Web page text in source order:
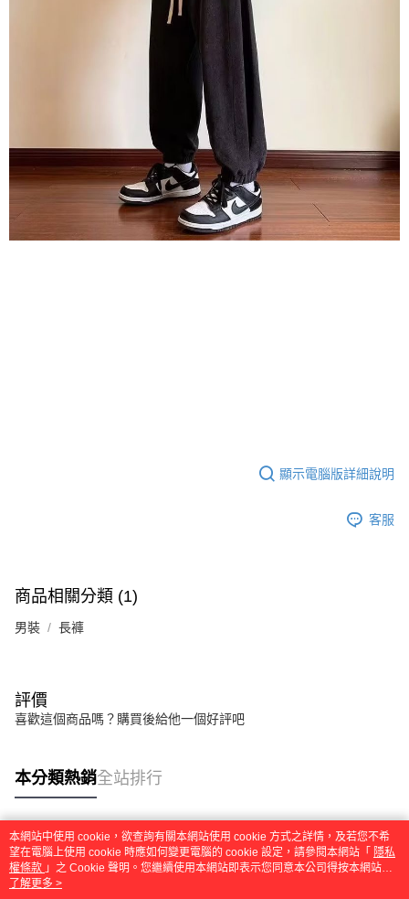
顯示電腦版詳細說明
客服
商品相關分類 (1)
男裝 長褲
評價
喜歡這個商品嗎？購買後給他一個好評吧
本分類熱銷全站排行
熱門標籤
本網站中使用 cookie，欲查詢有關本網站使用 cookie 方式之詳情，及若您不希
望在電腦上使用 cookie 時應如何變更電腦的 cookie 設定，請參閱本網站「 隱私
權條款 」之 Cookie 聲明。您繼續使用本網站即表示您同意本公司得按本網站使
用條款之 Cookie 聲明使用 cookie。
了解更多 >